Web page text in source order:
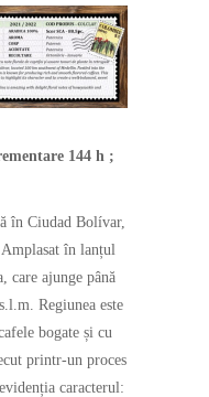
144 h ;
în Ciudad Bolívar,
în lanțul
care ajunge până
Regiunea este
bogate și cu
printr-un proces
caracterul: